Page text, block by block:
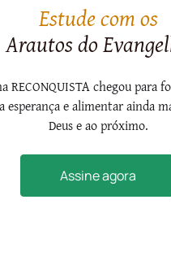
Estude com os
Arautos do
RECONQUISTA chegou para
esperança e alimentar ainda
Deus e ao próximo.
Assine agora